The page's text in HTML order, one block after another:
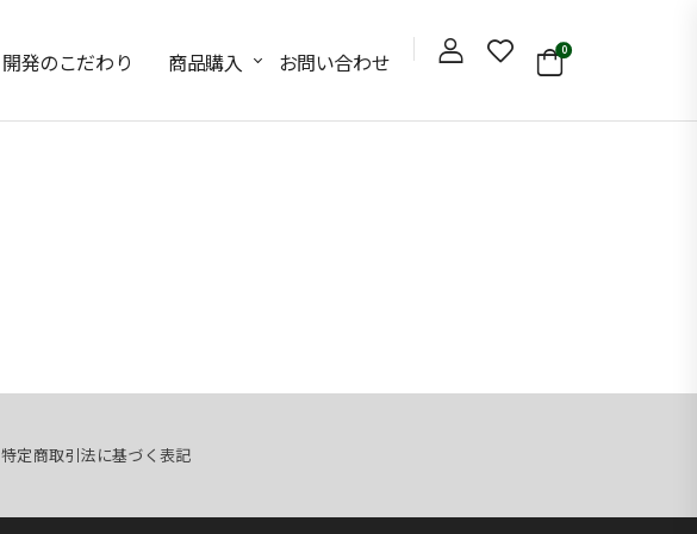
開発のこだわり 商品購入 お問い合わせ 0
特定商取引法に基づく表記